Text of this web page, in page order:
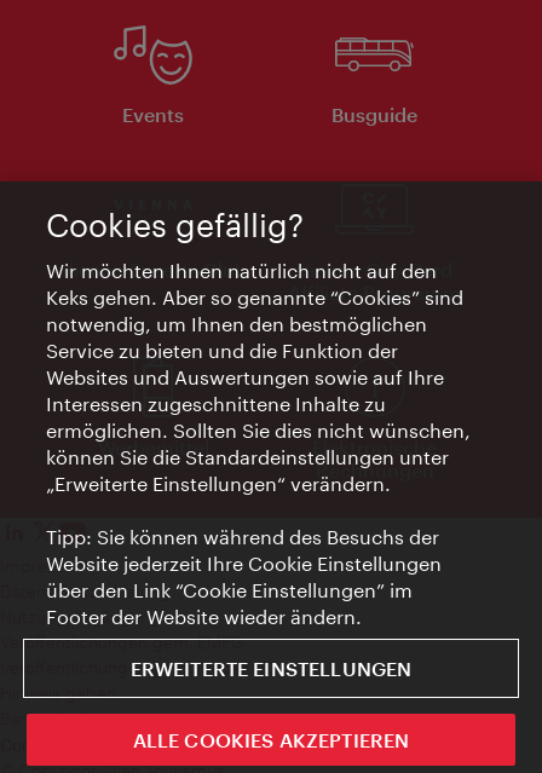
Events Busguide
Vienna Experts Club
Vienna City Card
Affiliate Programm
Werbemittel
Elektronische
Rechnungen
Impressum
Datenschutzerklärung
Nutzungsbedingungen
Veröffentlichungen gem. EMFG
Veröffentlichungen gem. MedKF‑TG
Hinweis geben
Barrierefreiheit
Cookie Einstellungen
Cookies gefällig?
Wir möchten Ihnen natürlich nicht auf den
Keks gehen. Aber so genannte “Cookies” sind
notwendig, um Ihnen den bestmöglichen
Service zu bieten und die Funktion der
Websites und Auswertungen sowie auf Ihre
Interessen zugeschnittene Inhalte zu
ermöglichen. Sollten Sie dies nicht wünschen,
können Sie die Standardeinstellungen unter
„Erweiterte Einstellungen“ verändern.
Tipp: Sie können während des Besuchs der
Website jederzeit Ihre Cookie Einstellungen
über den Link “Cookie Einstellungen” im
Footer der Website wieder ändern.
ERWEITERTE EINSTELLUNGEN
ALLE COOKIES AKZEPTIEREN